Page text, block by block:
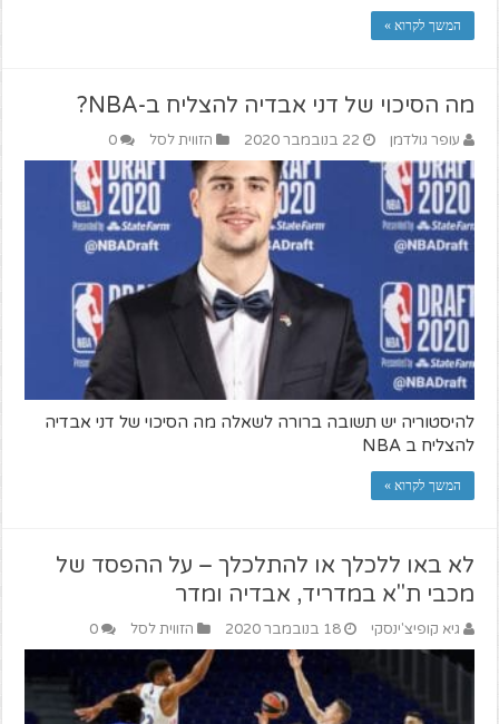
המשך לקרוא »
מה הסיכוי של דני אבדיה להצליח ב-NBA?
עופר גולדמן 22 בנובמבר 2020 הזווית לסל 0
להיסטוריה יש תשובה ברורה לשאלה מה הסיכוי של דני אבדיה
להצליח ב NBA
המשך לקרוא »
לא באו ללכלך או להתלכלך – על ההפסד של
מכבי ת"א במדריד, אבדיה ומדר
גיא קופיצ'ינסקי 18 בנובמבר 2020 הזווית לסל 0